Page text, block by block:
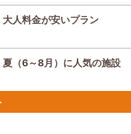
チコミ数を1週間ごとに集
ご紹介しています。※毎週
供に人気の施設TOP3は
井ふるさと茶屋 杵と臼
チコミ数を1週間ごとに集
ご紹介しています。※毎週
人料金が安いプラン
人料金が安いプラン
にゃくおでん」の食べ物
プ 仕上がり量1kg / 大豆
ルコースター製作体験
金を元に、最安プランを安
（6～8月）に人気の施設
（6～8月）に人気の施設
茶屋 杵と臼、福人喜 ハピ